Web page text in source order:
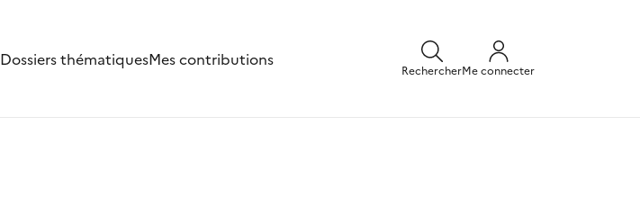
Dossiers thématiquesMes contributions
RechercherMe connecter